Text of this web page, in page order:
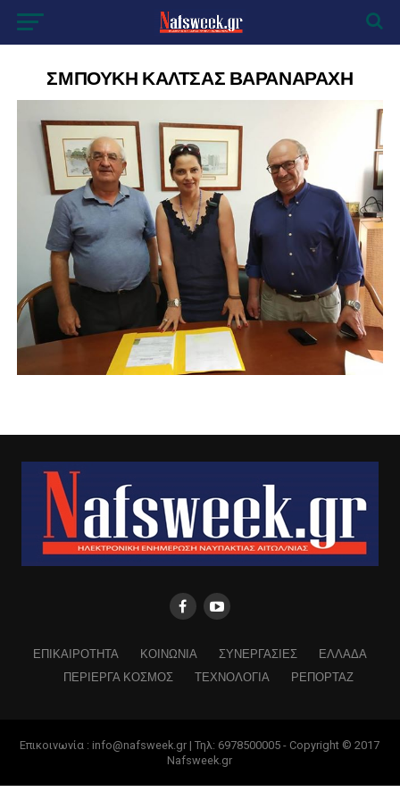
ΣΜΠΟΥΚΗ ΚΑΛΤΣΑΣ ΒΑΡΑΝΑΡΑΧΗ
ΕΠΙΚΑΙΡΟΤΗΤΑ ΚΟΙΝΩΝΙΑ ΣΥΝΕΡΓΑΣΙΕΣ
ΕΛΛΑΔΑ
ΠΕΡΙΕΡΓΑ ΚΟΣΜΟΣ
ΤΕΧΝΟΛΟΓΙΑ ΡΕΠΟΡΤΑΖ
Επικοινωνία : info@nafsweek.gr | Τηλ: 6978500005 - Copyright © 2017
Nafsweek.gr